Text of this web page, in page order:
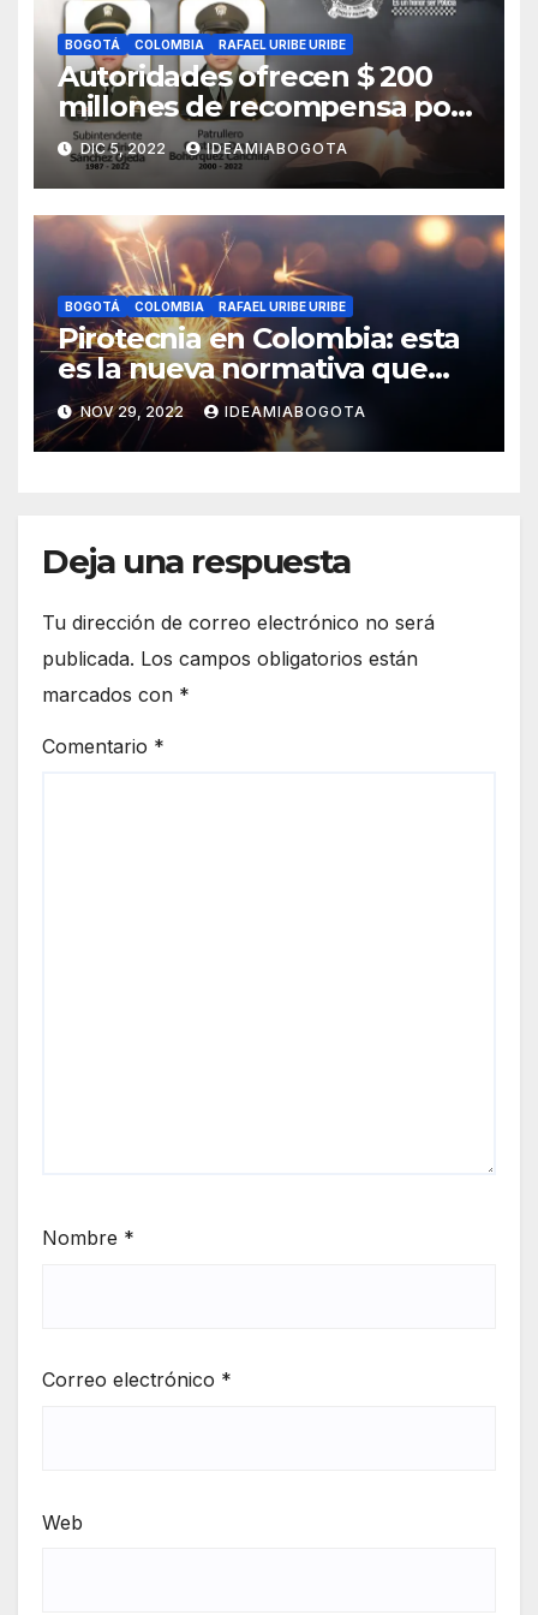
BOGOTÁ COLOMBIA RAFAEL URIBE URIBE
Autoridades ofrecen $ 200
millones de recompensa por
asesinato de dos policías en
Bosa, sur de Bogotá
DIC 5, 2022 IDEAMIABOGOTA
BOGOTÁ COLOMBIA RAFAEL URIBE URIBE
Pirotecnia en Colombia: esta
es la nueva normativa que
regula su uso y
comercialización
NOV 29, 2022 IDEAMIABOGOTA
Deja una respuesta
Tu dirección de correo electrónico no será
publicada. Los campos obligatorios están
marcados con *
Comentario *
Nombre *
Correo electrónico *
Web